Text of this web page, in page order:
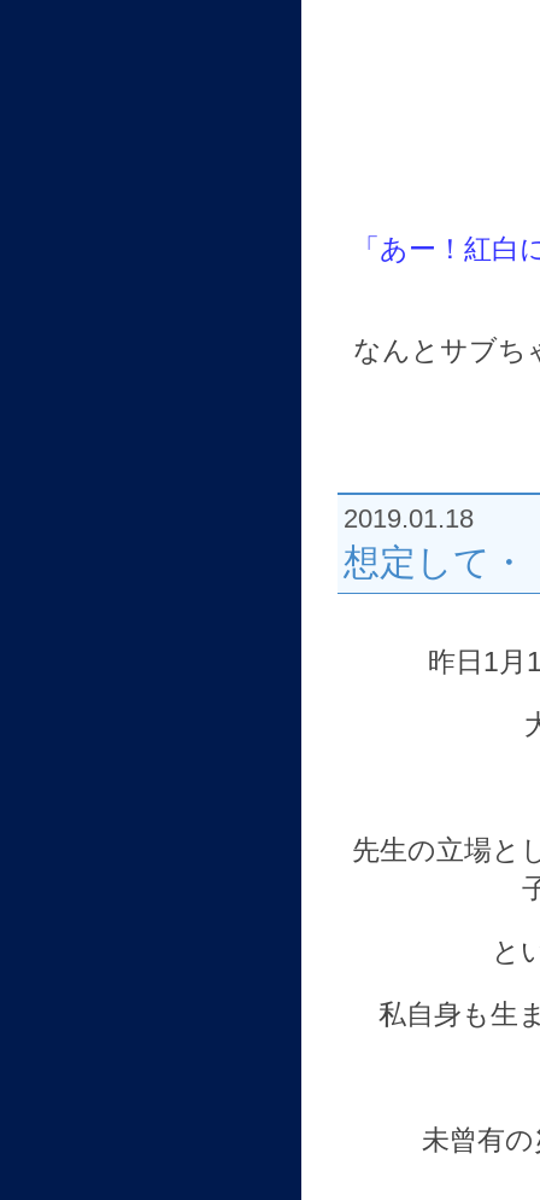
「あー！紅白
なんとサブち
2019.01.18
想定して・
昨日1月
先生の立場と
と
私自身も生
未曾有